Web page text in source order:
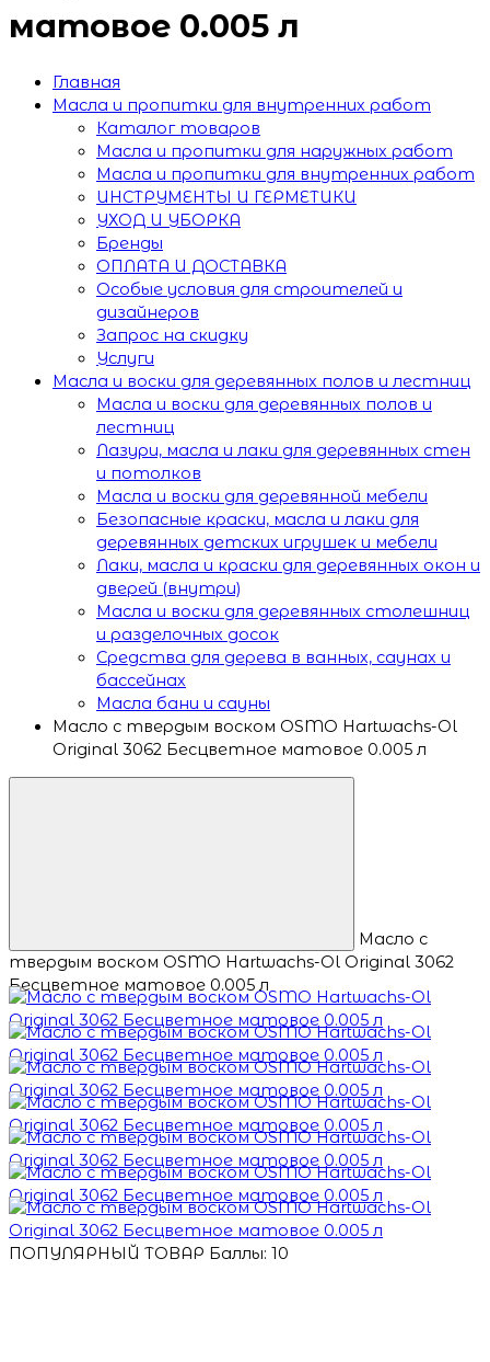
матовое 0.005 л
Главная
Масла и пропитки для внутренних работ
Каталог товаров
Масла и пропитки для наружных работ
Масла и пропитки для внутренних работ
ИНСТРУМЕНТЫ И ГЕРМЕТИКИ
УХОД И УБОРКА
Бренды
ОПЛАТА И ДОСТАВКА
Особые условия для строителей и
дизайнеров
Запрос на скидку
Услуги
Масла и воски для деревянных полов и лестниц
Масла и воски для деревянных полов и
лестниц
Лазури, масла и лаки для деревянных стен
и потолков
Масла и воски для деревянной мебели
Безопасные краски, масла и лаки для
деревянных детских игрушек и мебели
Лаки, масла и краски для деревянных окон и
дверей (внутри)
Масла и воски для деревянных столешниц
и разделочных досок
Средства для дерева в ванных, саунах и
бассейнах
Масла бани и сауны
Масло с твердым воском OSMO Hartwachs-Ol
Original 3062 Бесцветное матовое 0.005 л
Масло с
твердым воском OSMO Hartwachs-Ol Original 3062
Бесцветное матовое 0.005 л
ПОПУЛЯРНЫЙ ТОВАР Баллы: 10